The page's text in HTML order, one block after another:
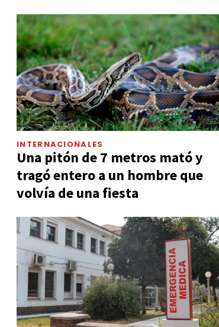
INTERNACIONALES
Una pitón de 7 metros mató y
tragó entero a un hombre que
volvía de una fiesta